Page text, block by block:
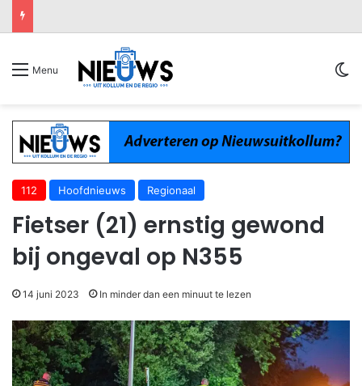
Menu
112 Hoofdnieuws Regionaal
Fietser (21) ernstig gewond
bij ongeval op N355
14 juni 2023 In minder dan een minuut te lezen